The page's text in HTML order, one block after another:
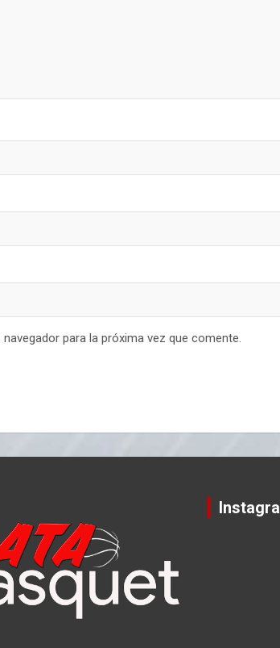
para la próxima vez que comente.